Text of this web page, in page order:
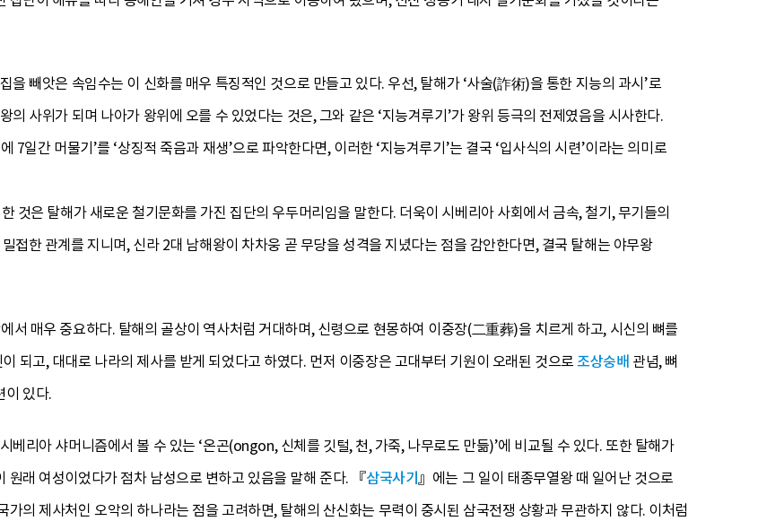
을 빼앗은 속임수는 이 신화를 매우 특징적인 것으로 만들고 있다. 우선, 탈해가 ‘사술(詐術)을 통한 지능의 과시’로
의 사위가 되며 나아가 왕위에 오를 수 있었다는 것은, 그와 같은 ‘지능겨루기’가 왕위 등극의 전제였음을 시사한다.
7일간 머물기’를 ‘상징적 죽음과 재생’으로 파악한다면, 이러한 ‘지능겨루기’는 결국 ‘입사식의 시련’이라는 의미로
것은 탈해가 새로운 철기문화를 가진 집단의 우두머리임을 말한다. 더욱이 시베리아 사회에서 금속, 철기, 무기들의
접한 관계를 지니며, 신라 2대 남해왕이 차차웅 곧 무당을 성격을 지녔다는 점을 감안한다면, 결국 탈해는 야무왕
서 매우 중요하다. 탈해의 골상이 역사처럼 거대하며, 신령으로 현몽하여 이중장(二重葬)을 치르게 하고, 시신의 뼈를
되고, 대대로 나라의 제사를 받게 되었다고 하였다. 먼저 이중장은 고대부터 기원이 오래된 것으로조상숭배 관념, 뼈
이 있다.
베리아 샤머니즘에서 볼 수 있는 ‘온곤(ongon, 신체를 깃털, 천, 가죽, 나무로도 만듦)’에 비교될 수 있다. 또한 탈해가
원래 여성이었다가 점차 남성으로 변하고 있음을 말해 준다. 『삼국사기』에는 그 일이 태종무열왕 때 일어난 것으로
가의 제사처인 오악의 하나라는 점을 고려하면, 탈해의 산신화는 무력이 중시된 삼국전쟁 상황과 무관하지 않다. 이처럼